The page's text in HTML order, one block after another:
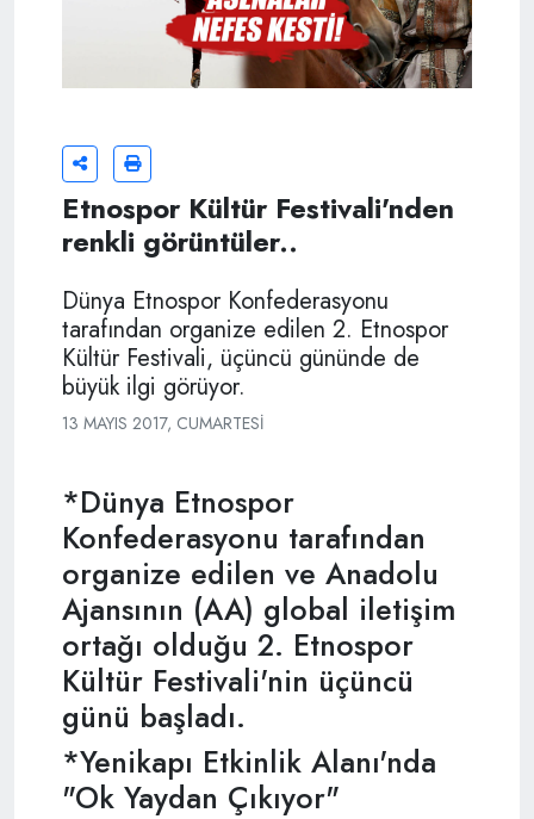
Etnospor Kültür Festivali'nden
renkli görüntüler..
Dünya Etnospor Konfederasyonu
tarafından organize edilen 2. Etnospor
Kültür Festivali, üçüncü gününde de
büyük ilgi görüyor.
13 MAYIS 2017, CUMARTESI
*Dünya Etnospor
Konfederasyonu tarafından
organize edilen ve Anadolu
Ajansının (AA) global iletişim
ortağı olduğu 2. Etnospor
Kültür Festivali'nin üçüncü
günü başladı.
*Yenikapı Etkinlik Alanı'nda
"Ok Yaydan Çıkıyor"